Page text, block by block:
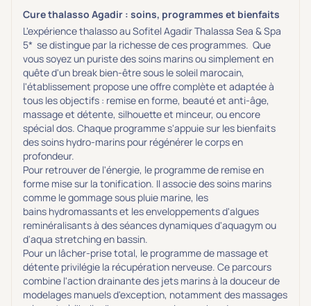
Cure thalasso Agadir : soins, programmes et bienfaits
L'expérience thalasso auSofitel Agadir Thalassa Sea & Spa
5* se distingue par la richessedeces programmes. Que
vous soyez un puriste des soins marins ou simplement en
quête d'un break bien-être sous le soleil marocain,
l'établissement propose une offre complète et adaptée à
tous les objectifs : remise en forme, beauté et anti-âge,
massage et détente, silhouette et minceur, ou encore
spécial dos. Chaque programme s'appuie sur les bienfaits
des soins hydro-marins pour régénérer le corps en
profondeur.
Pour retrouver de l'énergie, le programme de remise en
forme mise sur la tonification. Il associe des soins marins
comme le gommage sous pluie marine, les
bains hydromassantset les enveloppements d'algues
reminéralisants à des séances dynamiques d'aquagym ou
d'aqua stretching en bassin.
Pour un lâcher-prise total, le programme de massage et
détente privilégie la récupération nerveuse. Ce parcours
combine l'action drainante des jets marins à la douceur de
modelages manuels d'exception, notamment des massages